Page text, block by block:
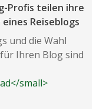
Profis teilen ihre
Reiseblogs
und die Wahl
Ihren Blog sind
small>